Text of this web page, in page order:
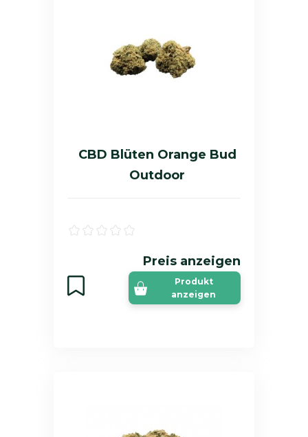
CBD Blüten Orange Bud
Outdoor
Preis anzeigen
Produkt
anzeigen